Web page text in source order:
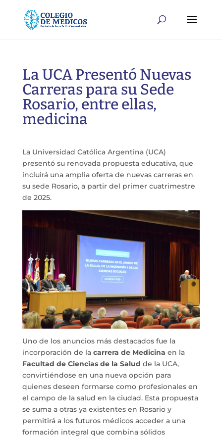
La UCA Presentó Nuevas
Carreras para su Sede
Rosario, entre ellas,
medicina
La Universidad Católica Argentina (UCA)
presentó su renovada propuesta educativa, que
incluirá una amplia oferta de nuevas carreras en
su sede Rosario, a partir del primer cuatrimestre
de 2025.
Uno de los anuncios más destacados fue la
incorporación de la carrera de Medicina en la
Facultad de Ciencias de la Salud de la UCA,
convirtiéndose en una nueva opción para
quienes deseen formarse como profesionales en
el campo de la salud en la ciudad. Esta propuesta
se suma a otras ya existentes en Rosario y
permitirá a los futuros médicos acceder a una
formación integral que combina sólidos